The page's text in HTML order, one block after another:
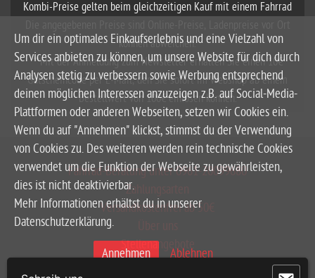
Kombi-Preise gelten beim gleichzeitigen Kauf mit einem Fahrrad
können abweichen.
**Mit der Anmeldung zum Newsletter erhalten Sie einen 10€
Gutscheincode per E-Mail, den Sie sofort im Webshop ab einem
Bestellwert von 100€ einlösen können.
Fahrrad-Beratung unter 0961-20099680
Zahlungsarten
Versandkostenfrei ab 50€
Stellenangebote
Um dir ein optimales Einkaufserlebnis und eine Vielzahl von
Services anbieten zu können, um unsere Website für dich durch
Analysen stetig zu verbessern sowie Werbung entsprechend
deinen möglichen Interessen anzuzeigen z.B. auf Social-Media-
Plattformen oder anderen Webseiten, setzen wir Cookies ein.
Wenn du auf "Annehmen" klickst, stimmst du der Verwendung
von Cookies zu. Des weiteren werden rein technische Cookies
verwendet um die Funktion der Webseite zu gewährleisten,
dies ist nicht deaktivierbar.
Mehr Informationen erhältst du in unserer
Datenschutzerklärung.
Annehmen Ablehnen